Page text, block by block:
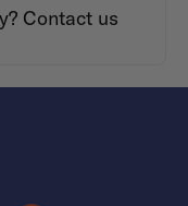
Contact us